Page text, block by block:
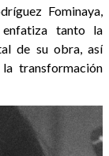
Fominaya,
enfatiza tanto la
de su obra, así
transformación